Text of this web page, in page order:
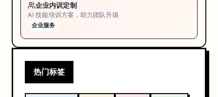
企业内训定制
AI 技能培训方案，助力团队升级
企业服务
热门标签